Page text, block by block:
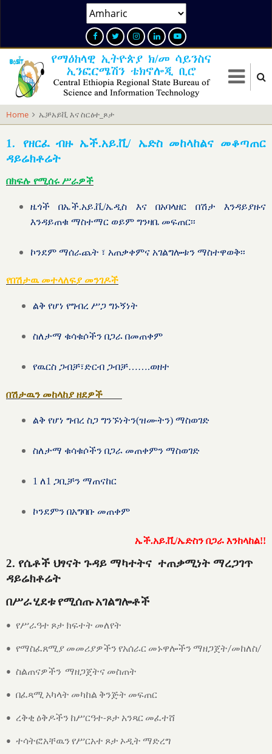
content
Select
your
language
Home ኤቻአይቪ እና ስርዕተ_ጾታ
1. የዘርፈ ብዙ ኤች.አይ.ቪ/ ኤድስ መከላከልና መቆጣጠር
ዳይሬክቶሬት
በክፍሉ የሚሰሩ ሥራዎች
ዜጎች በኤች.አይ.ቪ/ኤዲስ እና በአባላዘር በሽታ እንዳይያዙና
እንዳይጠቁ ማስተማር ወይም ግንዛቤ መፍጠር፡፡
ኮንደም ማሰራጨት ፣ አጠቃቀምና አገልግሎቱን ማስተዋወቅ፡፡
የበሽታዉ መተላለፍያ መንገዶች
ልቅ የሆነ የግብረ ሥጋ ግኑኝነት
ስለታማ ቁሳቁሶችን በጋራ በመጠቀም
የዉርስ ጋብቻ፣ድርብ ጋብቻ…….ወዘተ
በሽታዉን መከላከያ ዘደዎች
ልቅ የሆነ ግብረ ስጋ ግንኙነትን(ዝሙትን) ማስወገድ
ስለታማ ቁሳቁሶችን በጋራ መጠቀምን ማስወገድ
1 ለ1 ጋቢቻን ማጠናከር
ኮንደምን በአግባቡ መጠቀም
ኤች.አይ.ቪ/ኤድስን በጋራ እንከላከል!!
2. የሴቶች ህፃናት ጉዳይ ማካተትና ተጠቃሚነት ማረጋገጥ
ዳይሬክቶሬት
በሥራሂደቱየሚሰጡአገልግሎቶች
• የሥራዓተ ጾታ ክፍተት መለየት
• የማስፈጸሚያ መመሪያዎችንየአሰራር መኑዋሎችንማዘጋጀት/መከለስ/
• ስልጠናዎችን ማዘጋጀትና መስጠት
• በፈጻሚ አካላት መካከል ቅንጅት መፍጠር
• ረቅቂ ዕቅዶችን ከሥርዓተ-ጾታ አንጻር መፈተሸ
• ተሳትፎአቸዉንየሥርአተ ጾታ ኦዲት ማድረግ